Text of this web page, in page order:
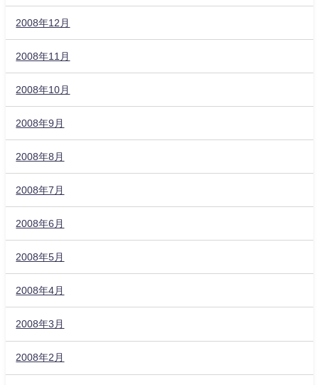
2008年12月
2008年11月
2008年10月
2008年9月
2008年8月
2008年7月
2008年6月
2008年5月
2008年4月
2008年3月
2008年2月